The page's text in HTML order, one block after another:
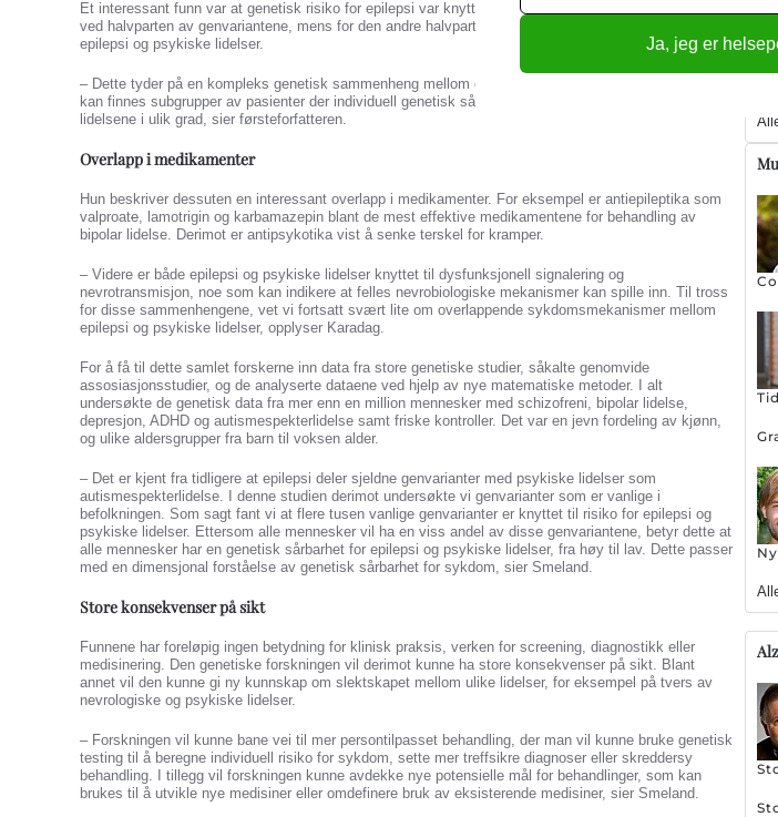
Et interessant funn var at genetisk risiko for epilepsi var knyttet til lavere risiko for psykiske lidelser
ved halvparten av genvariantene, mens for den andre halvparten økte genvariantene risiko for både
epilepsi og psykiske lidelser.
– Dette tyder på en kompleks genetisk sammenheng mellom epilepsi og psykiske lidelser, og at det
kan finnes subgrupper av pasienter der individuell genetisk sårbarhet påvirker risiko for disse
lidelsene i ulik grad, sier førsteforfatteren.
Overlapp i medikamenter
Hun beskriver dessuten en interessant overlapp i medikamenter. For eksempel er antiepileptika som
valproate, lamotrigin og karbamazepin blant de mest effektive medikamentene for behandling av
bipolar lidelse. Derimot er antipsykotika vist å senke terskel for kramper.
– Videre er både epilepsi og psykiske lidelser knyttet til dysfunksjonell signalering og
nevrotransmisjon, noe som kan indikere at felles nevrobiologiske mekanismer kan spille inn. Til tross
for disse sammenhengene, vet vi fortsatt svært lite om overlappende sykdomsmekanismer mellom
epilepsi og psykiske lidelser, opplyser Karadag.
For å få til dette samlet forskerne inn data fra store genetiske studier, såkalte genomvide
assosiasjonsstudier, og de analyserte dataene ved hjelp av nye matematiske metoder. I alt
undersøkte de genetisk data fra mer enn en million mennesker med schizofreni, bipolar lidelse,
depresjon, ADHD og autismespekterlidelse samt friske kontroller. Det var en jevn fordeling av kjønn,
og ulike aldersgrupper fra barn til voksen alder.
– Det er kjent fra tidligere at epilepsi deler sjeldne genvarianter med psykiske lidelser som
autismespekterlidelse. I denne studien derimot undersøkte vi genvarianter som er vanlige i
befolkningen. Som sagt fant vi at flere tusen vanlige genvarianter er knyttet til risiko for epilepsi og
psykiske lidelser. Ettersom alle mennesker vil ha en viss andel av disse genvariantene, betyr dette at
alle mennesker har en genetisk sårbarhet for epilepsi og psykiske lidelser, fra høy til lav. Dette passer
med en dimensjonal forståelse av genetisk sårbarhet for sykdom, sier Smeland.
Store konsekvenser på sikt
Funnene har foreløpig ingen betydning for klinisk praksis, verken for screening, diagnostikk eller
medisinering. Den genetiske forskningen vil derimot kunne ha store konsekvenser på sikt. Blant
annet vil den kunne gi ny kunnskap om slektskapet mellom ulike lidelser, for eksempel på tvers av
nevrologiske og psykiske lidelser.
– Forskningen vil kunne bane vei til mer persontilpasset behandling, der man vil kunne bruke genetisk
testing til å beregne individuell risiko for sykdom, sette mer treffsikre diagnoser eller skreddersy
behandling. I tillegg vil forskningen kunne avdekke nye potensielle mål for behandlinger, som kan
brukes til å utvikle nye medisiner eller omdefinere bruk av eksisterende medisiner, sier Smeland.
Ja, jeg er